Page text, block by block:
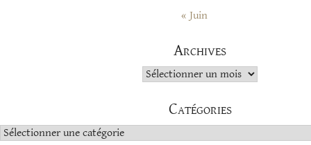
« Juin
Archives
Archives
Catégories
Catégories